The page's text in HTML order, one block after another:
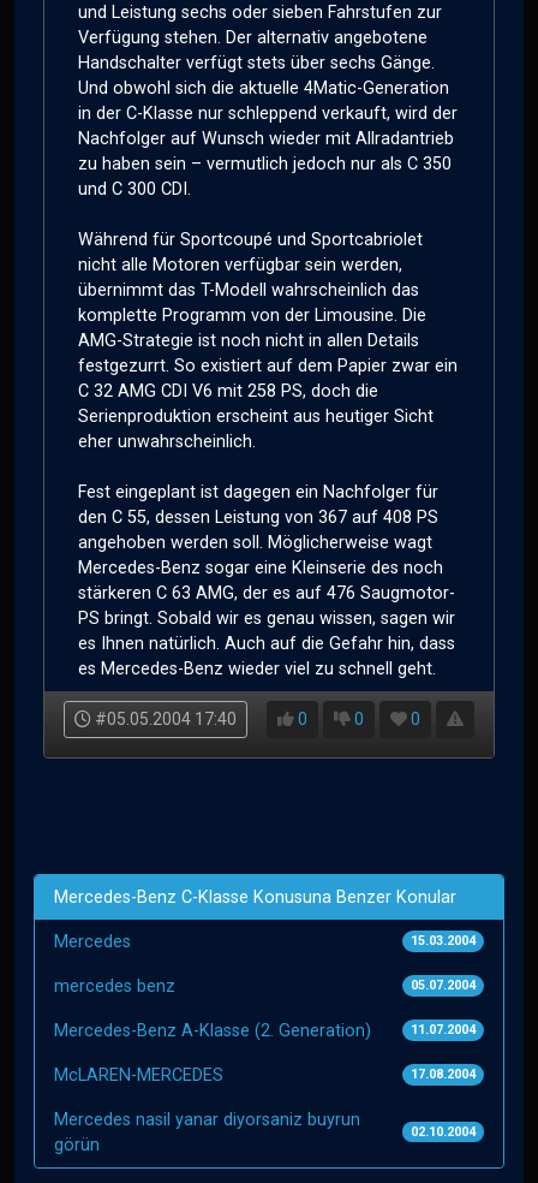
und Leistung sechs oder sieben Fahrstufen zur
Verfügung stehen. Der alternativ angebotene
Handschalter verfügt stets über sechs Gänge.
Und obwohl sich die aktuelle 4Matic-Generation
in der C-Klasse nur schleppend verkauft, wird der
Nachfolger auf Wunsch wieder mit Allradantrieb
zu haben sein – vermutlich jedoch nur als C 350
und C 300 CDI.
Während für Sportcoupé und Sportcabriolet
nicht alle Motoren verfügbar sein werden,
übernimmt das T-Modell wahrscheinlich das
komplette Programm von der Limousine. Die
AMG-Strategie ist noch nicht in allen Details
festgezurrt. So existiert auf dem Papier zwar ein
C 32 AMG CDI V6 mit 258 PS, doch die
Serienproduktion erscheint aus heutiger Sicht
eher unwahrscheinlich.
Fest eingeplant ist dagegen ein Nachfolger für
den C 55, dessen Leistung von 367 auf 408 PS
angehoben werden soll. Möglicherweise wagt
Mercedes-Benz sogar eine Kleinserie des noch
stärkeren C 63 AMG, der es auf 476 Saugmotor-
PS bringt. Sobald wir es genau wissen, sagen wir
es Ihnen natürlich. Auch auf die Gefahr hin, dass
es Mercedes-Benz wieder viel zu schnell geht.
#05.05.2004 17:40 0 0 0
Mercedes-Benz C-Klasse Konusuna Benzer Konular
Mercedes 15.03.2004
mercedes benz 05.07.2004
Mercedes-Benz A-Klasse (2. Generation) 11.07.2004
McLAREN-MERCEDES 17.08.2004
Mercedes nasil yanar diyorsaniz buyrun
görün
02.10.2004